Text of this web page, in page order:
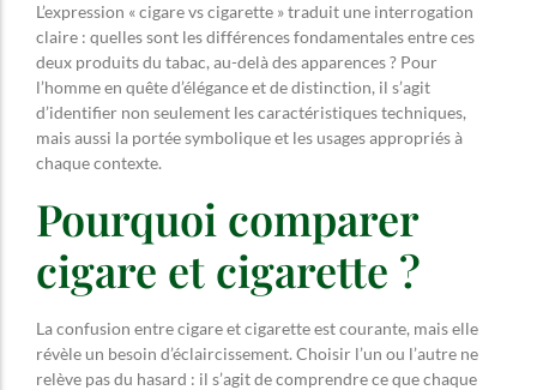
L’expression « cigare vs cigarette » traduit une interrogation
claire : quelles sont les différences fondamentales entre ces
deux produits du tabac, au-delà des apparences ? Pour
l’homme en quête d’élégance et de distinction, il s’agit
d’identifier non seulement les caractéristiques techniques,
mais aussi la portée symbolique et les usages appropriés à
chaque contexte.
Pourquoi comparer
cigare et cigarette ?
La confusion entre cigare et cigarette est courante, mais elle
révèle un besoin d’éclaircissement. Choisir l’un ou l’autre ne
relève pas du hasard : il s’agit de comprendre ce que chaque